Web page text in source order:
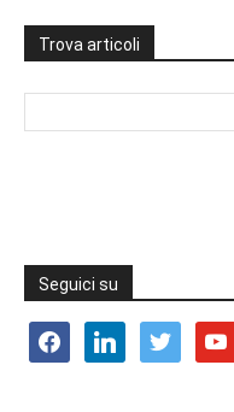
Trova articoli
Seguici su
facebooklinkedin twitter